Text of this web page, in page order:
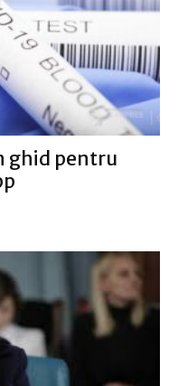
ghid pentru